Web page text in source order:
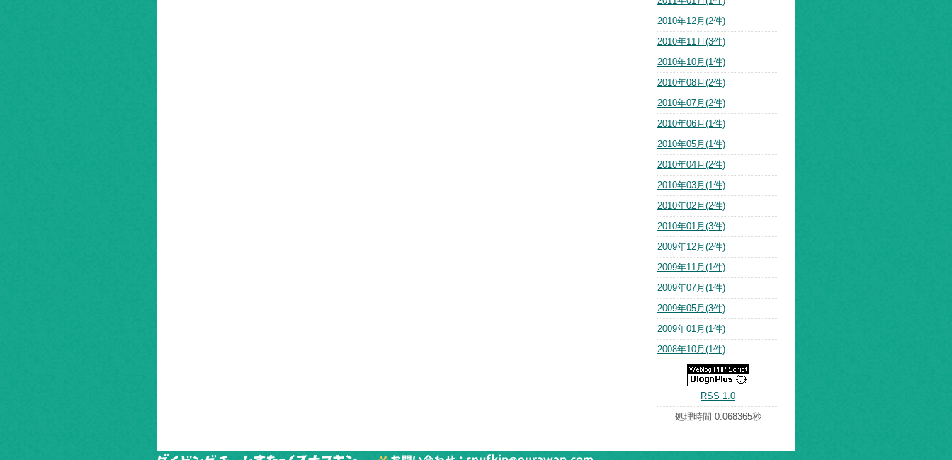
2010年12月(2件)
2010年11月(3件)
2010年10月(1件)
2010年08月(2件)
2010年07月(2件)
2010年06月(1件)
2010年05月(1件)
2010年04月(2件)
2010年03月(1件)
2010年02月(2件)
2010年01月(3件)
2009年12月(2件)
2009年11月(1件)
2009年07月(1件)
2009年05月(3件)
2009年01月(1件)
2008年10月(1件)
RSS 1.0
処理時間 0.068365秒